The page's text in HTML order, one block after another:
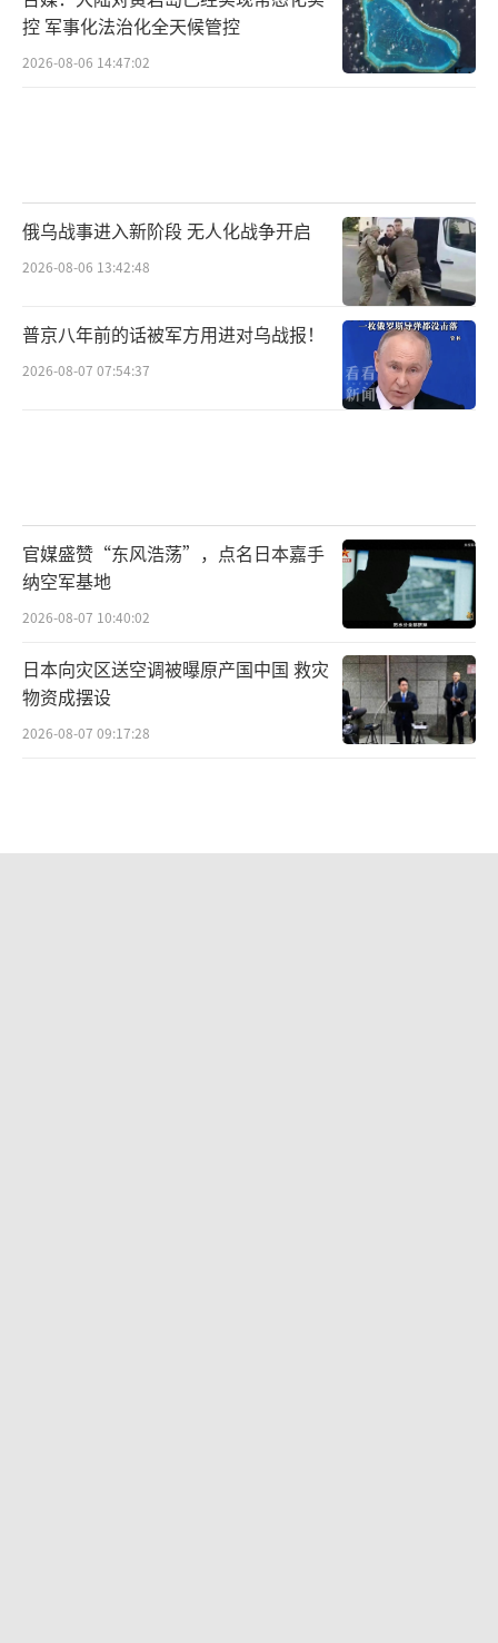
控 军事化法治化全天候管控
2026-08-06 14:47:02
俄乌战事进入新阶段 无人化战争开启
2026-08-06 13:42:48
普京八年前的话被军方用进对乌战报！
2026-08-07 07:54:37
官媒盛赞“东风浩荡”，点名日本嘉手
纳空军基地
2026-08-07 10:40:02
日本向灾区送空调被曝原产国中国 救灾
物资成摆设
2026-08-07 09:17:28